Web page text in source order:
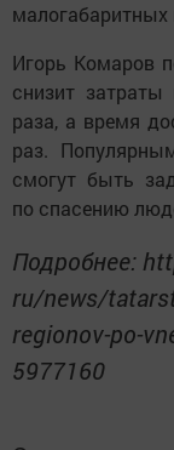
малогабаритных
Игорь Комаров
снизит
раза, а время
раз.
смогут быть
по спасению
Подробнее:
ru/news/
regionov-po-
5977160